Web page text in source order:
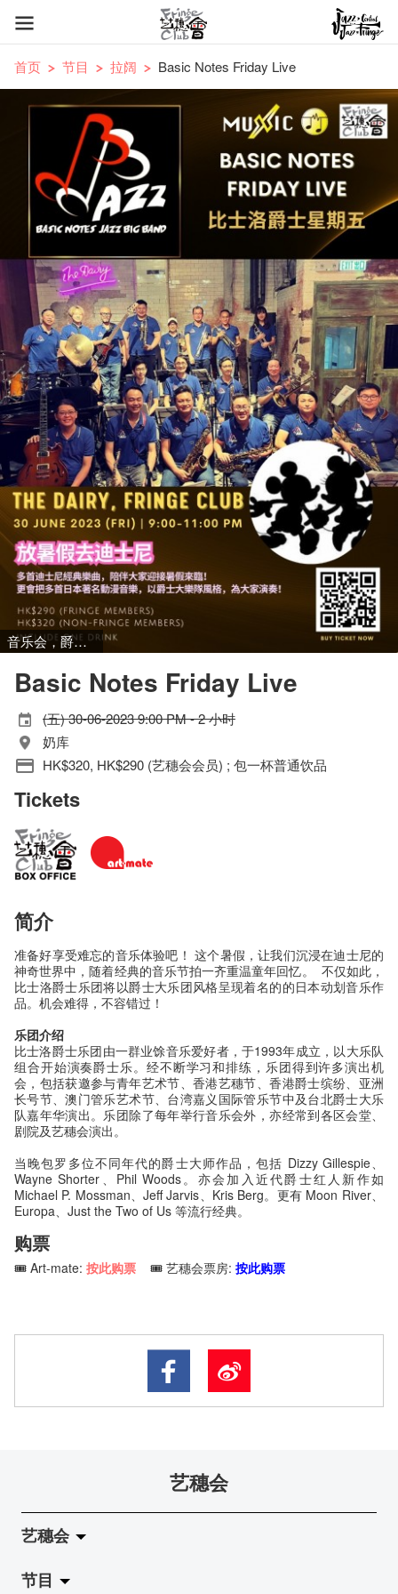
首页 节目 拉阔 Basic Notes Friday Live
音乐会，爵士音乐
Basic Notes Friday Live
(五) 30-06-2023 9:00 PM - 2 小时
奶库
HK$320, HK$290 (艺穗会会员) ; 包一杯普通饮品
Tickets
简介
准备好享受难忘的音乐体验吧！ 这个暑假，让我们沉浸在迪士尼的
神奇世界中，随着经典的音乐节拍一齐重温童年回忆。 不仅如此，
比士洛爵士乐团将以爵士大乐团风格呈现着名的的日本动划音乐作
品。机会难得，不容错过！
乐团介绍
比士洛爵士乐团由一群业馀音乐爱好者，于1993年成立，以大乐队
组合开始演奏爵士乐。经不断学习和排练，乐团得到许多演出机
会，包括获邀参与青年艺术节、香港艺穗节、香港爵士缤纷、亚洲
长号节、澳门管乐艺术节、台湾嘉义国际管乐节中及台北爵士大乐
队嘉年华演出。乐团除了每年举行音乐会外，亦经常到各区会堂、
剧院及艺穗会演出。
当晚包罗多位不同年代的爵士大师作品，包括 Dizzy Gillespie、
Wayne Shorter、Phil Woods。亦会加入近代爵士红人新作如
Michael P. Mossman、Jeff Jarvis、Kris Berg。更有 Moon River、
Europa、Just the Two of Us 等流行经典。
购票
🎟️ Art-mate: 按此购票 🎟️ 艺穗会票房: 按此购票
艺穗会
艺穗会
关于艺穗会
节目